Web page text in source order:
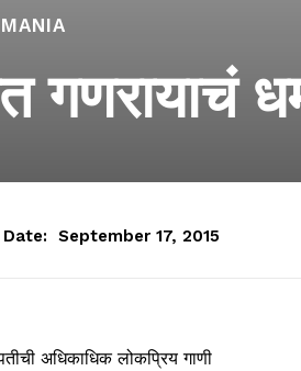
गणरायाचं
Date: September 17, 2015
अधिकाधिक लोकप्रिय गाणी